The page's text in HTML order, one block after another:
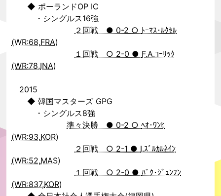
◆ ポーランドOP IC
・シングルス16強
２回戦 ● 0-2 ○ ﾄｰﾏｽ･ﾙｸｾﾙ
(WR:68,FRA)
１回戦 ○ 2-0 ● F.A.ｺｰﾘｯｸ
(WR:78,INA)
2015
◆ 韓国マスターズ GPG
・シングルス8強
準々決勝 ● 0-2 ○ﾍｵ･ﾜﾝﾋ
(WR:93,KOR)
２回戦 ○ 2-1 ● I.ｽﾞﾙｶﾙﾈｲﾝ
(WR:52,MAS)
１回戦 ○ 2-0 ●ﾊﾟｸ･ｼﾞｭﾝﾌﾝ
(WR:837,KOR)